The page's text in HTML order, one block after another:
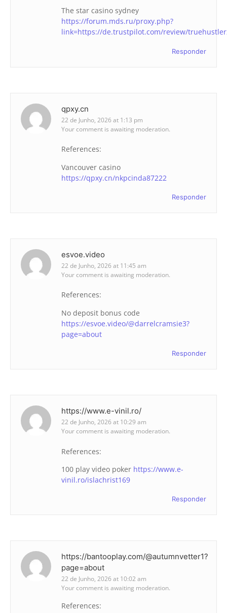
The star casino sydney
https://forum.mds.ru/proxy.php?
link=https://de.trustpilot.com/review/
Responder
qpxy.cn
22 de Junho, 2026 at 1:13 pm
Your comment is awaiting moderation.
References:
Vancouver casino
https://qpxy.cn/nkpcinda87222
Responder
esvoe.video
22 de Junho, 2026 at 11:45 am
Your comment is awaiting moderation.
References:
No deposit bonus code
https://esvoe.video/@darrelcramsie3?
page=about
Responder
https://www.e-vinil.ro/
22 de Junho, 2026 at 10:29 am
Your comment is awaiting moderation.
References:
100 play video poker https://www.e-
vinil.ro/islachrist169
Responder
https://bantooplay.com/@autumnvetter1?
page=about
22 de Junho, 2026 at 10:02 am
Your comment is awaiting moderation.
References: